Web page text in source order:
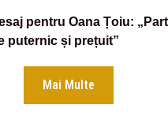
pentru Oana Țoiu:
puternic și prețuit”
Mai Multe